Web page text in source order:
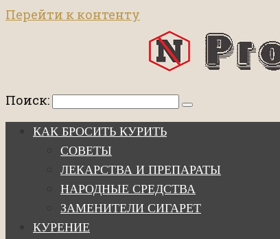
Перейти к контенту
Поиск:
КАК БРОСИТЬ КУРИТЬ
СОВЕТЫ
ЛЕКАРСТВА И ПРЕПАРАТЫ
НАРОДНЫЕ СРЕДСТВА
ЗАМЕНИТЕЛИ СИГАРЕТ
КУРЕНИЕ